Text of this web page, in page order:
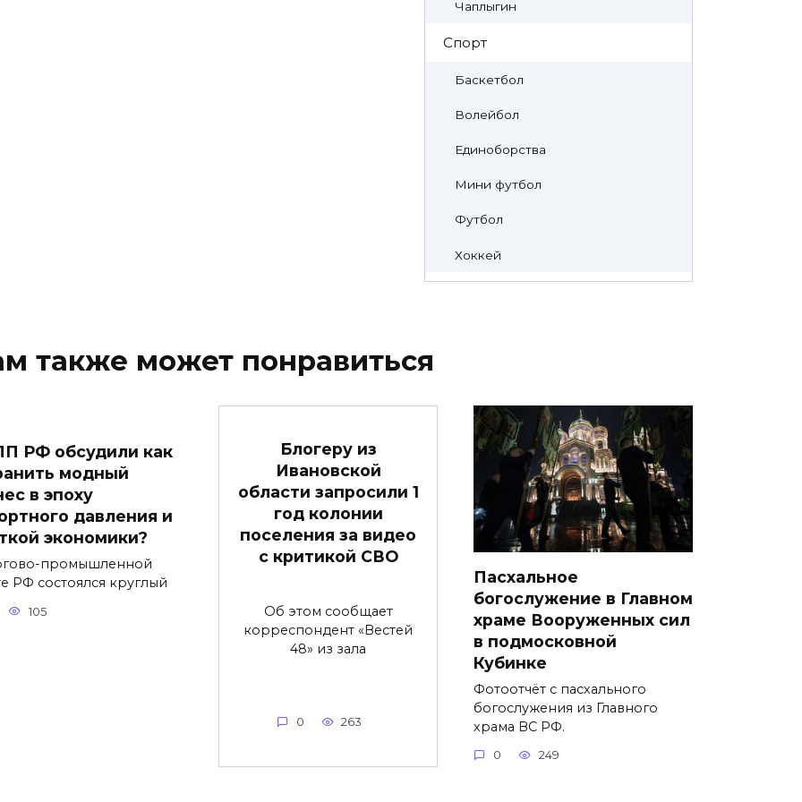
Чаплыгин
Спорт
Баскетбол
Волейбол
Единоборства
Мини футбол
Футбол
Хоккей
также может понравиться
РФ обсудили как
модный
в эпоху
давления и
экономики?
промышленной
РФ состоялся круглый
105
Блогеру из
Ивановской
области запросили 1
год колонии
поселения за видео
с критикой СВО
Об этом сообщает
корреспондент «Вестей
48» из зала
0 263
Пасхальное
богослужение в Главном
храме Вооруженных сил
в подмосковной
Кубинке
Фотоотчёт с пасхального
богослужения из Главного
храма ВС РФ.
0 249